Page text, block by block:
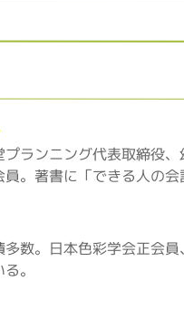
ランニング代表取締役
。著書に「できる人の会
数。日本色彩学会正会
。